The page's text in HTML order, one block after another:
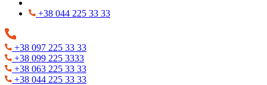
+38 044 225 33 33
+38 097 225 33 33
+38 099 225 3333
+38 063 225 33 33
+38 044 225 33 33